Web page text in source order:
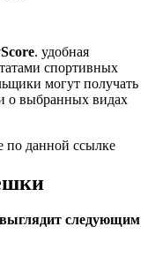
. удобная
спортивных
могут получать
о выбранных видах
по данной ссылке
выглядит следующим